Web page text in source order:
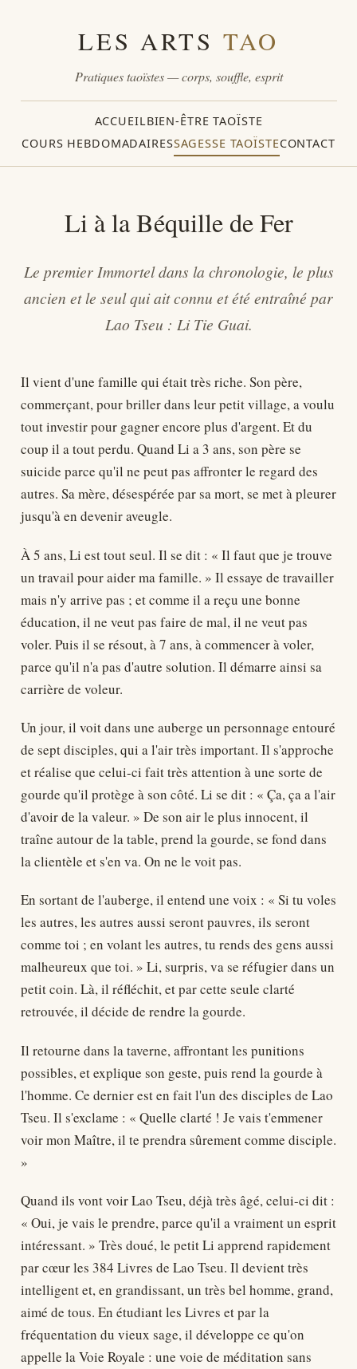
LES ARTS TAO
Pratiques taoïstes — corps, souffle, esprit
ACCUEILBIEN-ÊTRE TAOÏSTE
COURS HEBDOMADAIRESSAGESSE TAOÏSTECONTACT
Li à la Béquille de Fer
Le premier Immortel dans la chronologie, le plus
ancien et le seul qui ait connu et été entraîné par
Lao Tseu : Li Tie Guai.
Il vient d'une famille qui était très riche. Son père,
commerçant, pour briller dans leur petit village, a voulu
tout investir pour gagner encore plus d'argent. Et du
coup il a tout perdu. Quand Li a 3 ans, son père se
suicide parce qu'il ne peut pas affronter le regard des
autres. Sa mère, désespérée par sa mort, se met à pleurer
jusqu'à en devenir aveugle.
À 5 ans, Li est tout seul. Il se dit : « Il faut que je trouve
un travail pour aider ma famille. » Il essaye de travailler
mais n'y arrive pas ; et comme il a reçu une bonne
éducation, il ne veut pas faire de mal, il ne veut pas
voler. Puis il se résout, à 7 ans, à commencer à voler,
parce qu'il n'a pas d'autre solution. Il démarre ainsi sa
carrière de voleur.
Un jour, il voit dans une auberge un personnage entouré
de sept disciples, qui a l'air très important. Il s'approche
et réalise que celui-ci fait très attention à une sorte de
gourde qu'il protège à son côté. Li se dit : « Ça, ça a l'air
d'avoir de la valeur. » De son air le plus innocent, il
traîne autour de la table, prend la gourde, se fond dans
la clientèle et s'en va. On ne le voit pas.
En sortant de l'auberge, il entend une voix : « Si tu voles
les autres, les autres aussi seront pauvres, ils seront
comme toi ; en volant les autres, tu rends des gens aussi
malheureux que toi. » Li, surpris, va se réfugier dans un
petit coin. Là, il réfléchit, et par cette seule clarté
retrouvée, il décide de rendre la gourde.
Il retourne dans la taverne, affrontant les punitions
possibles, et explique son geste, puis rend la gourde à
l'homme. Ce dernier est en fait l'un des disciples de Lao
Tseu. Il s'exclame : « Quelle clarté ! Je vais t'emmener
voir mon Maître, il te prendra sûrement comme disciple.
»
Quand ils vont voir Lao Tseu, déjà très âgé, celui-ci dit :
« Oui, je vais le prendre, parce qu'il a vraiment un esprit
intéressant. » Très doué, le petit Li apprend rapidement
par cœur les 384 Livres de Lao Tseu. Il devient très
intelligent et, en grandissant, un très bel homme, grand,
aimé de tous. En étudiant les Livres et par la
fréquentation du vieux sage, il développe ce qu'on
appelle la Voie Royale : une voie de méditation sans